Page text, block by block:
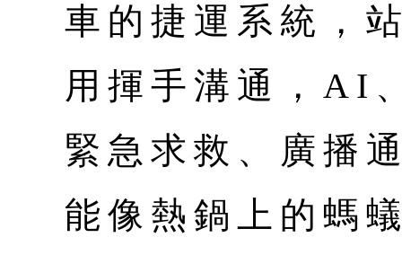
車的捷運系統，
用揮手溝通，AI
緊急求救、廣播
能像熱鍋上的螞